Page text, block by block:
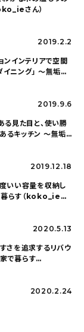
さん）
2019.2.2
ンインテリアで空間
ニング」 ～無垢の
2019.9.6
る見た目と、使い勝
るキッチン ～無垢
2019.12.18
度いい容量を収納し
暮らす（koko_ieさ
2020.5.13
さを追求するリバウ
で暮らす
2020.2.24